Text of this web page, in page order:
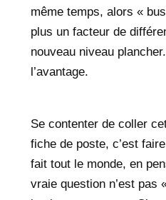
même temps, alors «
plus un facteur de
nouveau niveau
l’avantage.
Se contenter de coller
fiche de poste, c’est
fait tout le monde, en
vraie question n’est pas